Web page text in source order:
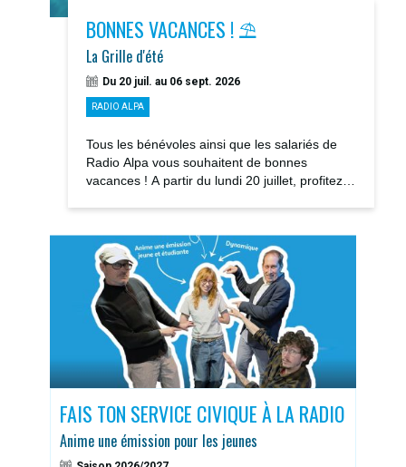
BONNES VACANCES ! ⛱️
La Grille d'été
Du 20 juil. au 06 sept. 2026
RADIO ALPA
Tous les bénévoles ainsi que les salariés de
Radio Alpa vous souhaitent de bonnes
vacances ! A partir du lundi 20 juillet, profitez
FAIS TON SERVICE CIVIQUE À LA RADIO
Anime une émission pour les jeunes